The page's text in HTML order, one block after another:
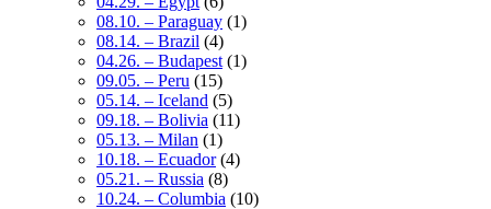
08.10. – Paraguay (1)
08.14. – Brazil (4)
04.26. – Budapest (1)
09.05. – Peru (15)
05.14. – Iceland (5)
09.18. – Bolivia (11)
05.13. – Milan (1)
10.18. – Ecuador(4)
05.21. – Russia (8)
10.24. – Columbia (10)